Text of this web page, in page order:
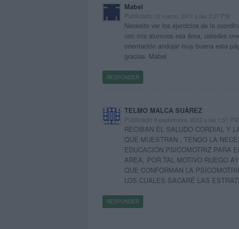
Mabel
Publicado 12 marzo, 2011 a las 2:27 PM
Necesito ver los ejercicios de la
con mis alumnos esa área, ustedes
orientación andujar muy buena esta
gracias. Mabel
RESPONDER
TELMO MALCA SUÁREZ
Publicado 9 septiembre, 2012 a las 1:51 PM
RECIBAN EL SALUDO CORDIAL Y
QUE MUESTRAN , TENGO LA
EDUCACIÓN PSICOMOTRIZ PARA
AREA, POR TAL MOTIVO RUEGO
QUE CONFORMAN LA
LOS CUALES SACARÉ LAS
RESPONDER